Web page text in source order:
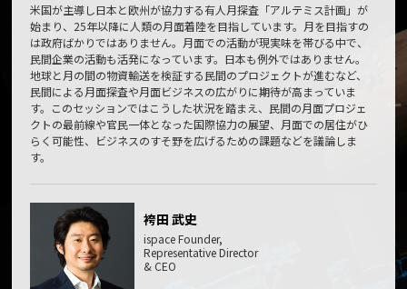
米国が主導し日本と欧州が協力する有人月探査「アルテミス計画」が
始まり、25年以降に人類の月面着陸を目指しています。月を目指すの
は政府ばかりではありません。月面での活動が現実味を帯びる中で、
民間企業の活動も活発になっています。日本も例外ではありません。
地球と月の間の物資輸送を検証する民間のプロジェクトが進むなど、
民間による月面探査や月面ビジネスの広がりに期待が高まっていま
す。このセッションではこうした状況を踏まえ、民間の月面プロジェ
クトの最前線や官民一体となった国際協力の展望、月面での居住がひ
らく可能性、ビジネスのすそ野を広げるための課題などを議論しま
す。
袴田 武史
ispace Founder,
Representative Director
& CEO